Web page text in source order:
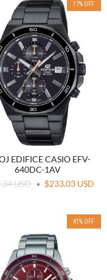
17% OFF
EDIFICE CASIO EFV-
640DC-1AV
USD
$233.03 USD
41 % OFF